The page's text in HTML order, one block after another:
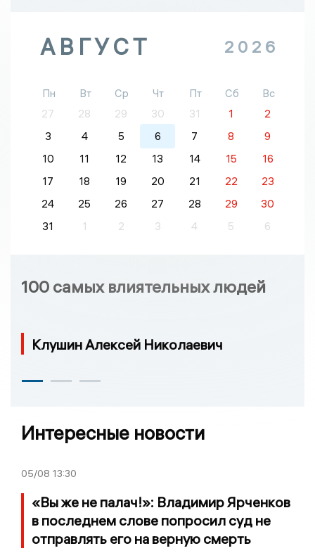
АВГУСТ 2026
Пн Вт Ср Чт Пт Сб
Вс
27
28 29 30 31 1
2
3
4 5 6 7 8
9
10
11 12 13 14 15
16
17
18 19 20 21 22
23
24
25 26 27 28 29
30
31
1 2 3 4 5 6
100 самых влиятельных людей
Клушин Алексей Николаевич
Интересные новости
05/08 13:30
«Вы же не палач!»: Владимир Ярченков
в последнем слове попросил суд не
отправлять его на верную смерть